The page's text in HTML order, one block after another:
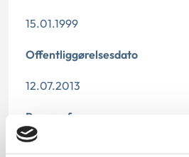
15.01.1999
Offentliggørelsesdato
12.07.2013
Paragraf